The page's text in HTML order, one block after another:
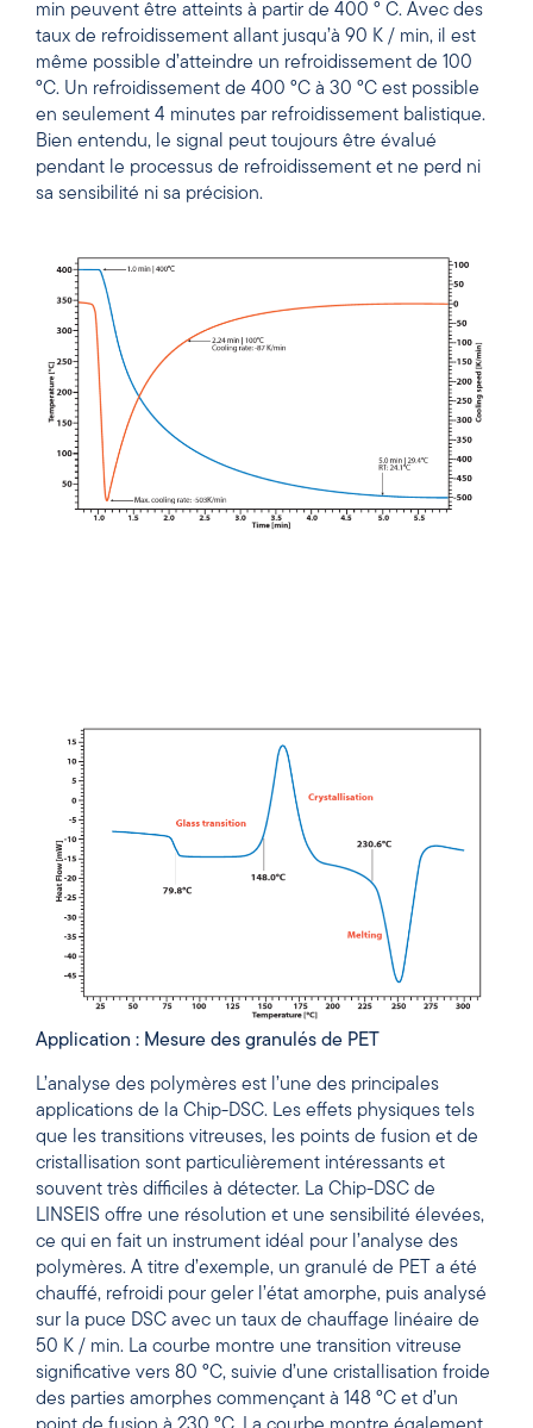
min peuvent être atteints à partir de 400 ° C. Avec des
taux de refroidissement allant jusqu’à 90 K / min, il est
même possible d’atteindre un refroidissement de 100
°C. Un refroidissement de 400 °C à 30 °C est possible
en seulement 4 minutes par refroidissement balistique.
Bien entendu, le signal peut toujours être évalué
pendant le processus de refroidissement et ne perd ni
sa sensibilité ni sa précision.
Application : Mesure des granulés de PET
L’analyse des polymères est l’une des principales
applications de la Chip-DSC. Les effets physiques tels
que les transitions vitreuses, les points de fusion et de
cristallisation sont particulièrement intéressants et
souvent très difficiles à détecter. La Chip-DSC de
LINSEIS offre une résolution et une sensibilité élevées,
ce qui en fait un instrument idéal pour l’analyse des
polymères. A titre d’exemple, un granulé de PET a été
chauffé, refroidi pour geler l’état amorphe, puis analysé
sur la puce DSC avec un taux de chauffage linéaire de
50 K / min. La courbe montre une transition vitreuse
significative vers 80 °C, suivie d’une cristallisation froide
des parties amorphes commençant à 148 °C et d’un